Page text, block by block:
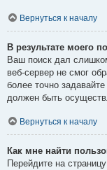
Вернуться к началу
В результате моего
Ваш поиск дал
веб-сервер не смог
более точно
должен быть
Вернуться к началу
Как мне найти
Перейдите на